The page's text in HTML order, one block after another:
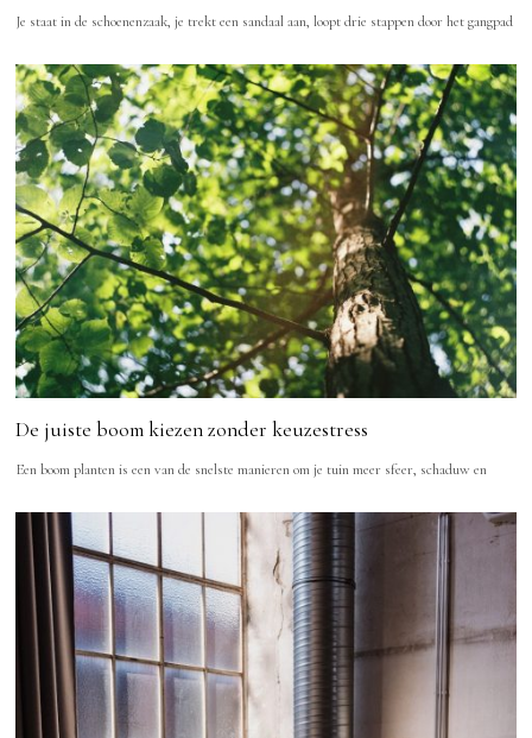
Je staat in de schoenenzaak, je trekt een sandaal aan, loopt drie stappen door het gangpad
De juiste boom kiezen zonder keuzestress
Een boom planten is een van de snelste manieren om je tuin meer sfeer, schaduw en